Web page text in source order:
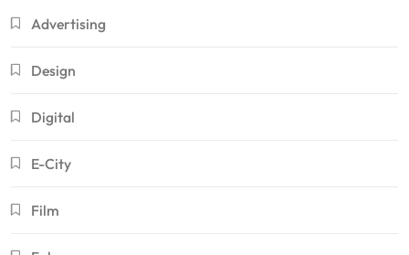
Advertising
Design
Digital
E-City
Film